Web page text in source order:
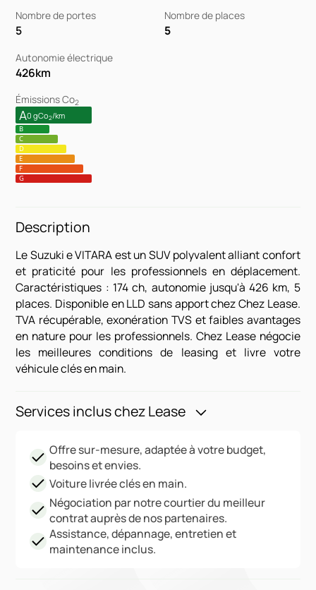
Nombre de portes
5
Nombre de places
5
Autonomie électrique
426km
Émissions Co2
A0 gCo2/km
B
C
D
E
F
G
Description
Le Suzuki e VITARA est un SUV polyvalent alliant confort
et praticité pour les professionnels en déplacement.
Caractéristiques : 174 ch, autonomie jusqu'à 426 km, 5
places. Disponible en LLD sans apport chez Chez Lease.
TVA récupérable, exonération TVS et faibles avantages
en nature pour les professionnels. Chez Lease négocie
les meilleures conditions de leasing et livre votre
véhicule clés en main.
Services inclus chez Lease
Offre sur-mesure, adaptée à votre budget,
besoins et envies.
Voiture livrée clés en main.
Négociation par notre courtier du meilleur
contrat auprès de nos partenaires.
Assistance, dépannage, entretien et
maintenance inclus.